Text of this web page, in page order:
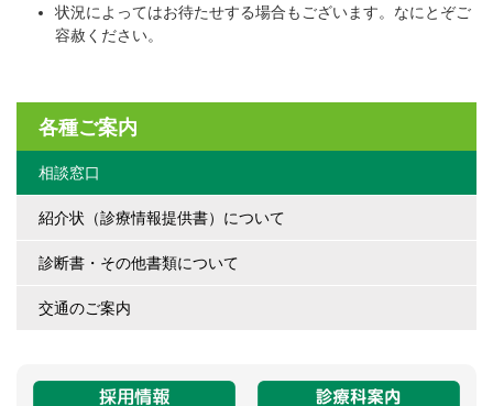
状況によってはお待たせする場合もございます。なにとぞご
容赦ください。
各種ご案内
相談窓口
紹介状（診療情報提供書）について
診断書・その他書類について
交通のご案内